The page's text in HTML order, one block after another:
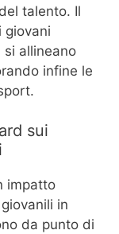
talento. Il
giovani
si allineano
infine le
sui
impatto
in
da punto di